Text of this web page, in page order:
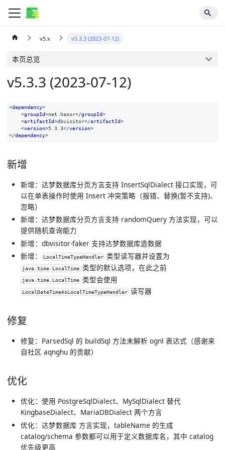
v5.x v5.3.3 (2023-07-12)
本页总览
v5.3.3 (2023-07-12)
<dependency>
<groupId>net.hasor</groupId>
<artifactId>dbvisitor</artifactId>
<version>5.3.3</version>
</dependency>
新增
新增：达梦数据库分页方言支持 InsertSqlDialect 接口实现，可
以在单表操作时使用 Insert 冲突策略（报错、替换(暂不支持)、
忽略）
新增：达梦数据库分页方言支持 randomQuery 方法实现，可以
提供随机查询能力
新增：dbvisitor-faker 支持达梦数据库造数据
新增：
LocalTimeTypeHandler 类型读写器并设置为
java.time.LocalTime 类型的默认选项，在此之前
java.time.LocalTime 类型会使用
LocalDateTimeAsLocalTimeTypeHandler 读写器
修复
修复：ParsedSql 的 buildSql 方法未解析 ognl 表达式（感谢来
自社区 aqnghu 的贡献）
优化
优化：使用 PostgreSqlDialect、MySqlDialect 替代
KingbaseDialect、MariaDBDialect 两个方言
优化：达梦数据库 方言实现，tableName 的生成
catalog/schema 参数都可以用于定义数据库名，其中 catalog
优先级更高